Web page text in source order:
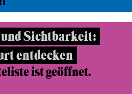
Sichtbarkeit:
entdecken
ist geöffnet.